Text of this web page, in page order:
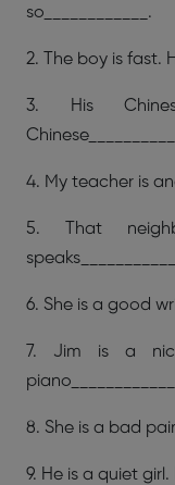
so____________.
2. The boy is fast.
3. His
4. My teacher is
5. That
6. She is a good
7. Jim is a
8. She is a bad
9. He is a quiet girl.